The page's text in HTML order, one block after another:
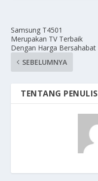
Samsung T4501
Merupakan TV Terbaik
Dengan Harga Bersahabat
SEBELUMNYA
TENTANG PENULIS